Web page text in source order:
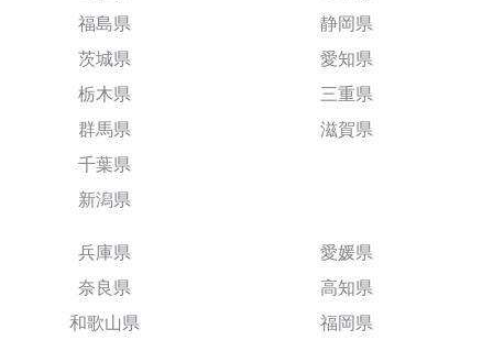
福島県
茨城県
栃木県
群馬県
千葉県
新潟県
静岡県
愛知県
三重県
滋賀県
兵庫県
奈良県
和歌山県
愛媛県
高知県
福岡県